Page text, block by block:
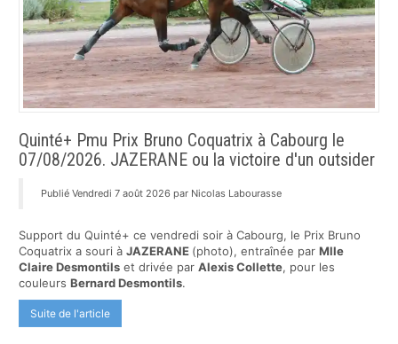
Quinté+ Pmu Prix Bruno Coquatrix à Cabourg le
07/08/2026. JAZERANE ou la victoire d'un outsider
Publié Vendredi 7 août 2026 par Nicolas Labourasse
Support du Quinté+ ce vendredi soir à Cabourg, le Prix Bruno
Coquatrix a souri à JAZERANE (photo), entraînée par Mlle
Claire Desmontils et drivée par Alexis Collette, pour les
couleurs Bernard Desmontils.
Suite de l'article